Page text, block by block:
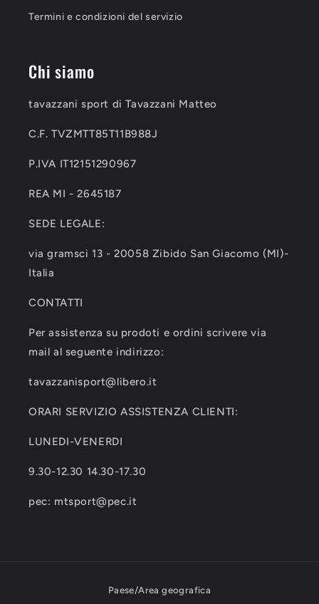
Termini e condizioni del servizio
Chi siamo
tavazzani sport di Tavazzani Matteo
C.F. TVZMTT85T11B988J
P.IVA IT12151290967
REA MI - 2645187
SEDE LEGALE:
via gramsci 13 - 20058 Zibido San Giacomo (MI)-
Italia
CONTATTI
Per assistenza su prodoti e ordini scrivere via
mail al seguente indirizzo:
tavazzanisport@libero.it
ORARI SERVIZIO ASSISTENZA CLIENTI:
LUNEDI-VENERDI
9.30-12.30 14.30-17.30
pec: mtsport@pec.it
Paese/Area geografica